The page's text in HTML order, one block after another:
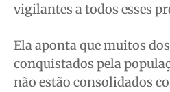
vigilantes a todos esses
Ela aponta que muitos
conquistados pela
não estão consolidados